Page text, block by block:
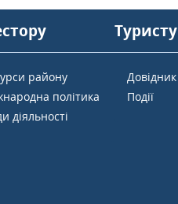
району
політика
діяльності
Туристу
Довідник
Події